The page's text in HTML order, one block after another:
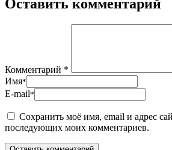
Оставить комментарий
Комментарий *
Имя*
E-mail*
Сохранить моё имя, email и адрес
последующих моих комментариев.